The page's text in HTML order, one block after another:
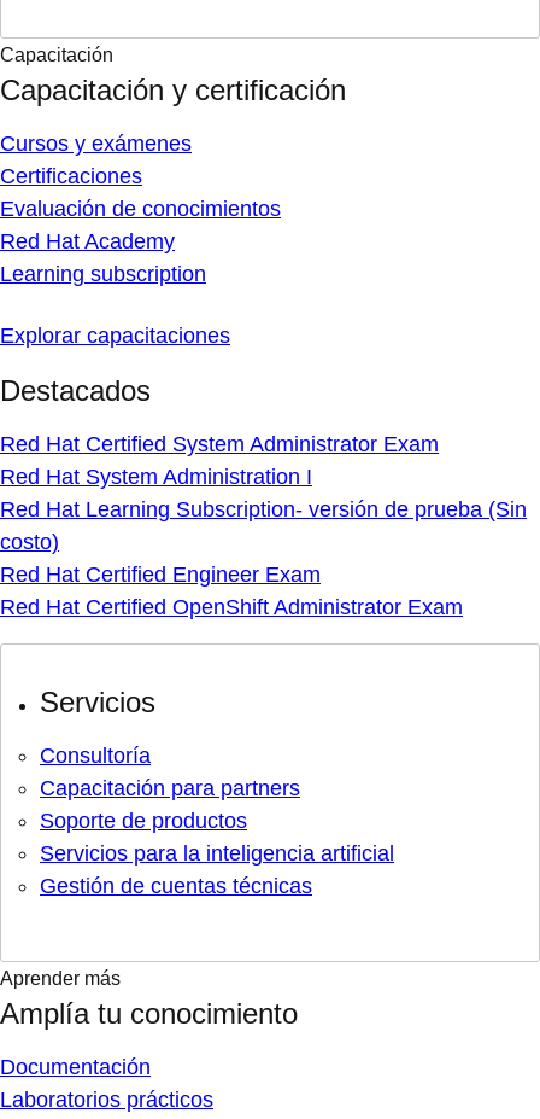
Capacitación
Capacitación y certificación
Cursos y exámenes
Certificaciones
Evaluación de conocimientos
Red Hat Academy
Learning subscription
Explorar capacitaciones
Destacados
Red Hat Certified System Administrator Exam
Red Hat System Administration I
Red Hat Learning Subscription- versión de prueba (Sin
costo)
Red Hat Certified Engineer Exam
Red Hat Certified OpenShift Administrator Exam
Servicios
Consultoría
Capacitación para partners
Soporte de productos
Servicios para la inteligencia artificial
Gestión de cuentas técnicas
Aprender más
Amplía tu conocimiento
Documentación
Laboratorios prácticos